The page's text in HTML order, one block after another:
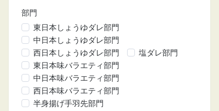
部門
東日本しょうゆダレ部門
中日本しょうゆダレ部門
西日本しょうゆダレ部門
塩ダレ部門
東日本味バラエティ部門
中日本味バラエティ部門
西日本味バラエティ部門
半身揚げ手羽先部門